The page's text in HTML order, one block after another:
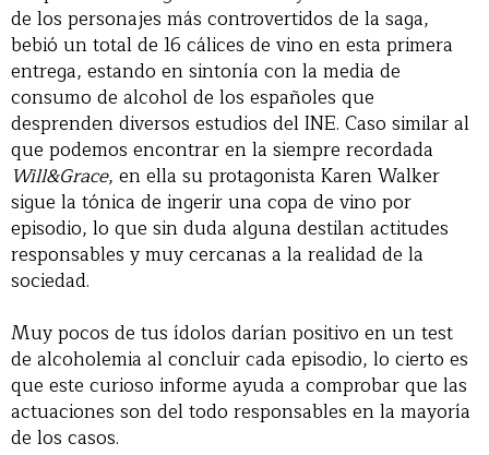
de los personajes más controvertidos de la saga,
bebió un total de 16 cálices de vino en esta primera
entrega, estando en sintonía con la media de
consumo de alcohol de los españoles que
desprenden diversos estudios del INE. Caso similar al
que podemos encontrar en la siempre recordada
Will&Grace, en ella su protagonista Karen Walker
sigue la tónica de ingerir una copa de vino por
episodio, lo que sin duda alguna destilan actitudes
responsables y muy cercanas a la realidad de la
sociedad.
Muy pocos de tus ídolos darían positivo en un test
de alcoholemia al concluir cada episodio, lo cierto es
que este curioso informe ayuda a comprobar que las
actuaciones son del todo responsables en la mayoría
de los casos.